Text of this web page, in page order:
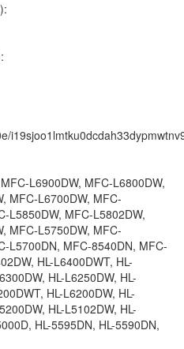
L6900DW, MFC-L6800DW,
MFC-L6700DW, MFC-
L5850DW, MFC-L5802DW,
MFC-L5750DW, MFC-
L5700DN, MFC-8540DN, MFC-
HL-L6400DWT, HL-
HL-L6250DW, HL-
HL-L6200DW, HL-
HL-L5102DW, HL-
HL-5595DN, HL-5590DN,